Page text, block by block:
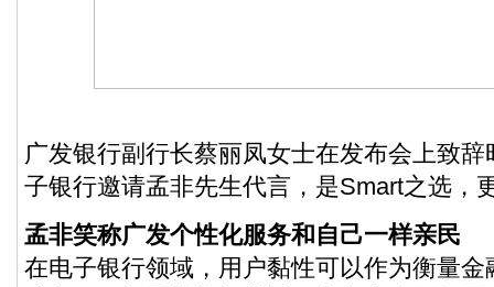
广发银行副行长蔡丽凤女士在发布会上致
子银行邀请孟非先生代言，是Smart之选，
孟非笑称广发个性化服务和自己一样亲民
在电子银行领域，用户黏性可以作为衡量